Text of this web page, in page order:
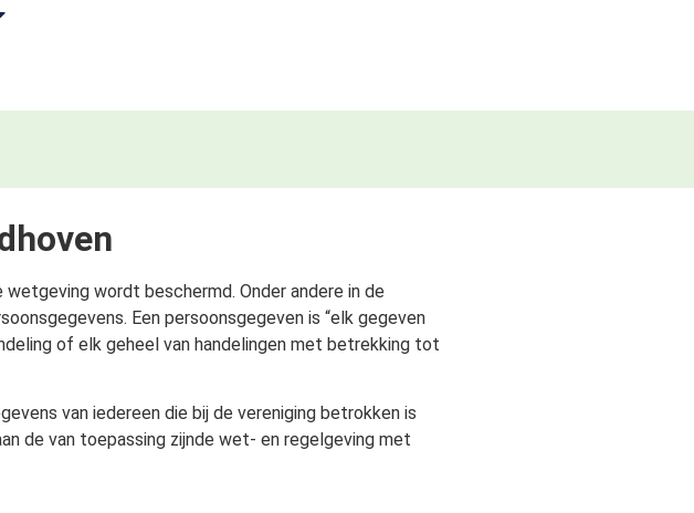
wordt beschermd. Onder andere in de
Een persoonsgegeven is “elk gegeven
of elk geheel van handelingen met betrekking tot
van iedereen die bij de vereniging betrokken is
de van toepassing zijnde wet- en regelgeving met